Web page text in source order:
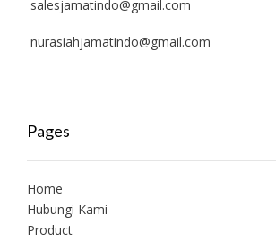
salesjamatindo@gmail.com
nurasiahjamatindo@gmail.com
Pages
Home
Hubungi Kami
Product